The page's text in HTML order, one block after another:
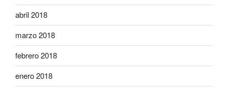
abril 2018
marzo 2018
febrero 2018
enero 2018